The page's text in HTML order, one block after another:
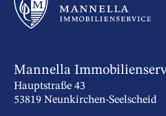
Mannella
Hauptstraße 43
53819 Neunkirchen-Seelscheid